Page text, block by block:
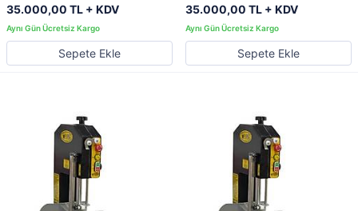
35.000,00 TL + KDV
Sepete Ekle
35.000,00 TL + KDV
Sepete Ekle